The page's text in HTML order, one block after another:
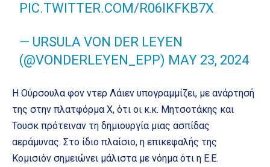
PIC.TWITTER.COM/R06IKFKB7X
— URSULA VON DER LEYEN
(@VONDERLEYEN_EPP) MAY 23, 2024
Η Ούρσουλα φον ντερ Λάιεν υπογραμμίζει, με ανάρτησή
της στην πλατφόρμα X, ότι οι κ.κ. Μητσοτάκης και
Τουσκ πρότειναν τη δημιουργία μιας ασπίδας
αεράμυνας. Στο ίδιο πλαίσιο, η επικεφαλής της
Κομισιόν σημειώνει μάλιστα με νόημα ότι η Ε.Ε.